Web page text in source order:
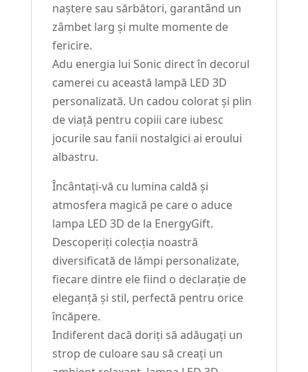
naștere sau sărbători, garantând un
zâmbet larg și multe momente de
fericire.
Adu energia lui Sonic direct în decorul
camerei cu această lampă LED 3D
personalizată. Un cadou colorat și plin
de viață pentru copiii care iubesc
jocurile sau fanii nostalgici ai eroului
albastru.
Încântați-vă cu lumina caldă și
atmosfera magică pe care o aduce
lampa LED 3D de la EnergyGift.
Descoperiți colecția noastră
diversificată de lămpi personalizate,
fiecare dintre ele fiind o declarație de
eleganță și stil, perfectă pentru orice
încăpere.
Indiferent dacă doriți să adăugați un
strop de culoare sau să creați un